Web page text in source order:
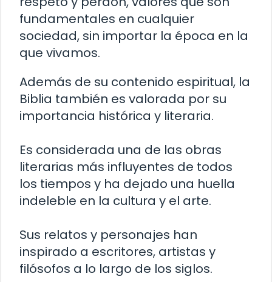
fundamentales en cualquier
sociedad, sin importar la época en la
que vivamos.
Además de su contenido espiritual, la
Biblia también es valorada por su
importancia histórica y literaria.
Es considerada una de las obras
literarias más influyentes de todos
los tiempos y ha dejado una huella
indeleble en la cultura y el arte.
Sus relatos y personajes han
inspirado a escritores, artistas y
filósofos a lo largo de los siglos.